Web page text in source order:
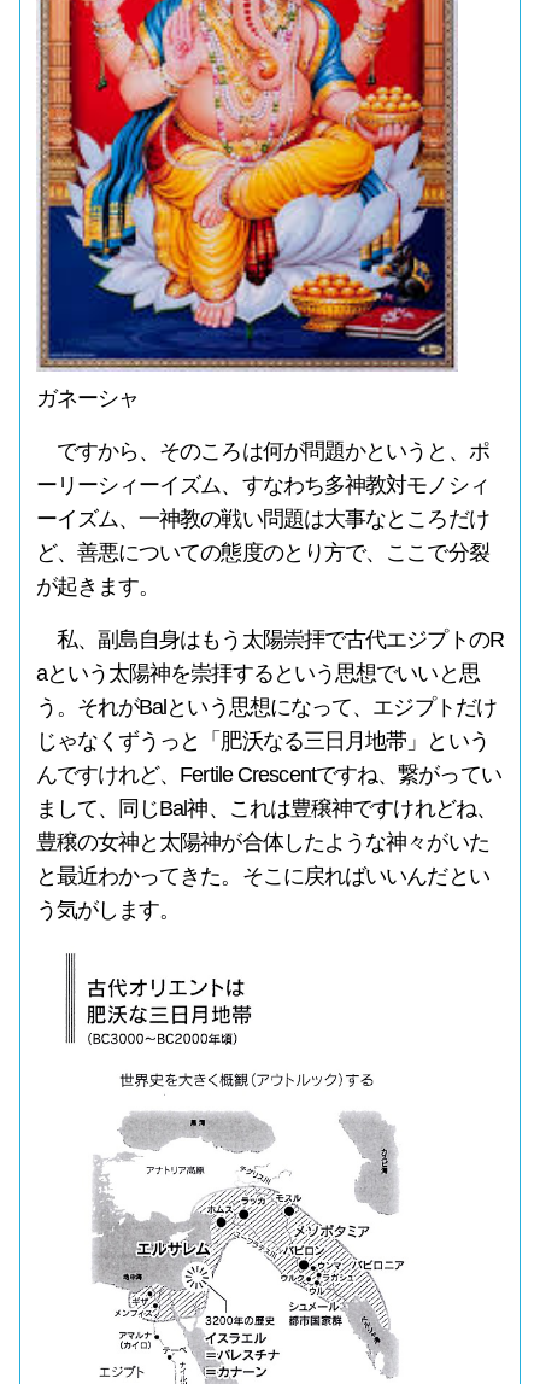
ガネーシャ
ですから、そのころは何が問題かというと、ポ
ーリーシィーイズム、すなわち多神教対モノシィ
ーイズム、一神教の戦い問題は大事なところだけ
ど、善悪についての態度のとり方で、ここで分裂
が起きます。
私、副島自身はもう太陽崇拝で古代エジプトのR
aという太陽神を崇拝するという思想でいいと思
う。それがBalという思想になって、エジプトだけ
じゃなくずうっと「肥沃なる三日月地帯」という
んですけれど、Fertile Crescentですね、繋がってい
まして、同じBal神、これは豊穣神ですけれどね、
豊穣の女神と太陽神が合体したような神々がいた
と最近わかってきた。そこに戻ればいいんだとい
う気がします。